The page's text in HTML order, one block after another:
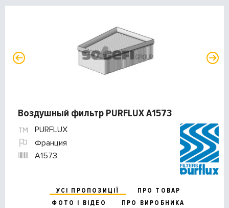
Воздушный фильтр PURFLUX A1573
PURFLUX
Франция
A1573
УСІ ПРОПОЗИЦІЇ
ПРО ТОВАР
ФОТО І ВІДЕО
ПРО ВИРОБНИКА